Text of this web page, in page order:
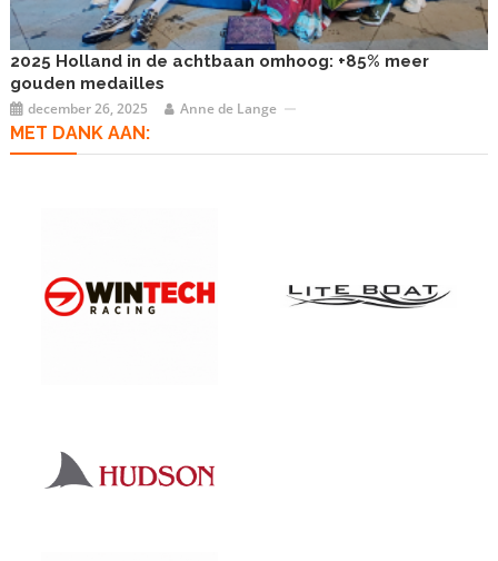
2025 Holland in de achtbaan omhoog: +85% meer
gouden medailles
december 26, 2025 Anne de Lange
MET DANK AAN: